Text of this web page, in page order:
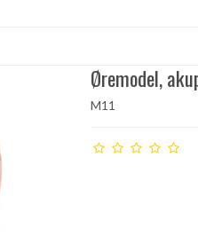
Øremodel,
M11